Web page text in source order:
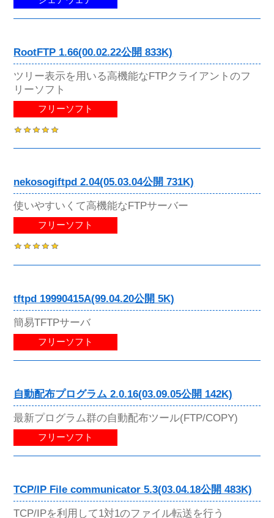
RootFTP 1.66(00.02.22公開 833K)
ツリー表示を用いる高機能なFTPクライアントのフ
リーソフト
フリーソフト
nekosogiftpd 2.04(05.03.04公開 731K)
使いやすいくて高機能なFTPサーバー
フリーソフト
tftpd 19990415A(99.04.20公開 5K)
簡易TFTPサーバ
フリーソフト
自動配布プログラム 2.0.16(03.09.05公開 142K)
最新プログラム群の自動配布ツール(FTP/COPY)
フリーソフト
TCP/IP File communicator 5.3(03.04.18公開 483K)
TCP/IPを利用して1対1のファイル転送を行う